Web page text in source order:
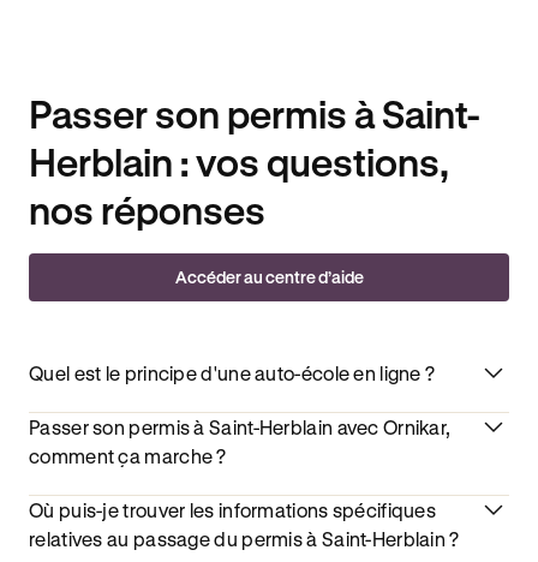
Passer son permis à Saint-
Herblain : vos questions,
nos réponses
Accéder au centre d’aide
Quel est le principe d'une auto-école en ligne ?
Passer son permis à Saint-Herblain avec Ornikar,
comment ça marche ?
Où puis-je trouver les informations spécifiques
relatives au passage du permis à Saint-Herblain ?